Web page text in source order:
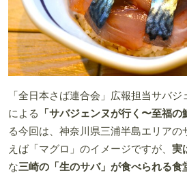
「全日本さば連合会」広報担当サバ
による
「サバジェンヌが行く〜至福の
る今回は、神奈川県三浦半島エリアの
えば「マグロ」のイメージですが、 実
な三崎の「生のサバ」が食べられる食